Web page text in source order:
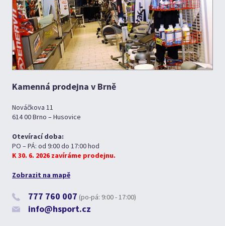
Kamenná prodejna v Brně
Nováčkova 11
614 00 Brno – Husovice
Otevírací doba:
PO – PÁ: od 9:00 do 17:00 hod
K 30. 6. 2026 zavíráme prodejnu.
Zobrazit na mapě
777 760 007 (po-pá: 9:00 - 17:00)
info@hsport.cz